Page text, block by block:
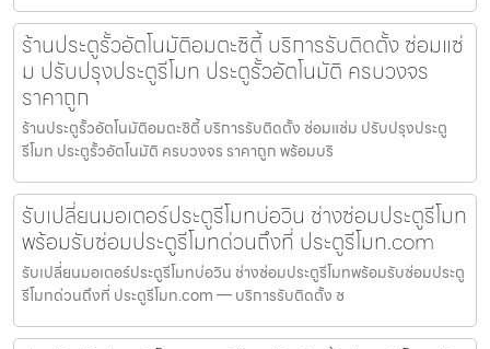
ร้านประตูรั้วอัตโนมัติอมตะซิตี้ บริการรับติดตั้ง ซ่อมแซ่
ม ปรับปรุงประตูรีโมท ประตูรั้วอัตโนมัติ ครบวงจร
ราคาถูก
ร้านประตูรั้วอัตโนมัติอมตะซิตี้ บริการรับติดตั้ง ซ่อมแซ่ม ปรับปรุงประตู
รีโมท ประตูรั้วอัตโนมัติ ครบวงจร ราคาถูก พร้อมบริ
รับเปลี่ยนมอเตอร์ประตูรีโมทบ่อวิน ช่างซ่อมประตูรีโมท
พร้อมรับซ่อมประตูรีโมทด่วนถึงที่ ประตูรีโมท.com
รับเปลี่ยนมอเตอร์ประตูรีโมทบ่อวิน ช่างซ่อมประตูรีโมทพร้อมรับซ่อมประตู
รีโมทด่วนถึงที่ ประตูรีโมท.com — บริการรับติดตั้ง ซ